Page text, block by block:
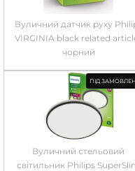
Вуличний датчик руху
VIRGINIA black related
чорний
ПІД
Вуличний стельовий
світильник Philips